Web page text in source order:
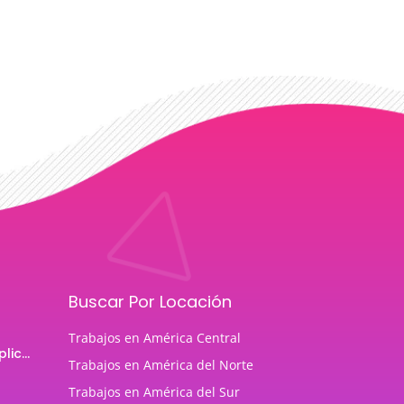
Programador de aplicaciones Android
Buscar Por Locación
Trabajos en América Central
Trabajos en América del Norte
Trabajos en América del Sur